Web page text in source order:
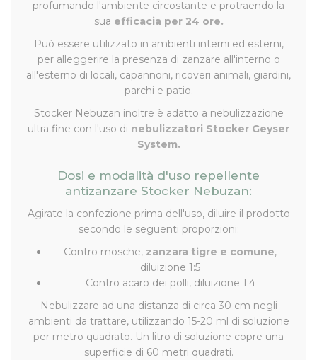
profumando l'ambiente circostante e protraendo la
sua efficacia per 24 ore.
Può essere utilizzato in ambienti interni ed esterni,
per alleggerire la presenza di zanzare all'interno o
all'esterno di locali, capannoni, ricoveri animali, giardini,
parchi e patio.
Stocker Nebuzan inoltre è adatto a nebulizzazione
ultra fine con l'uso di nebulizzatori Stocker Geyser
System.
Dosi e modalità d'uso repellente
antizanzare Stocker Nebuzan:
Agirate la confezione prima dell'uso, diluire il prodotto
secondo le seguenti proporzioni:
Contro mosche, zanzara tigre e comune,
diluizione 1:5
Contro acaro dei polli, diluizione 1:4
Nebulizzare ad una distanza di circa 30 cm negli
ambienti da trattare, utilizzando 15-20 ml di soluzione
per metro quadrato. Un litro di soluzione copre una
superficie di 60 metri quadrati.